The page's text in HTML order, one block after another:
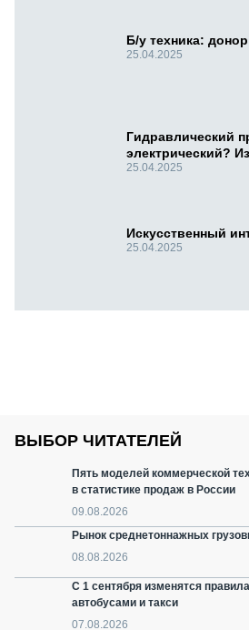
Б/у техника:
25.04.2025
Гидравлический
электрический?
25.04.2025
Искусственный
25.04.2025
ВЫБОР ЧИТАТЕЛЕЙ
Пять моделей коммерческой
в статистике продаж в России
09.08.2026
Рынок среднетоннажных
08.08.2026
С 1 сентября изменятся
автобусами и такси
07.08.2026